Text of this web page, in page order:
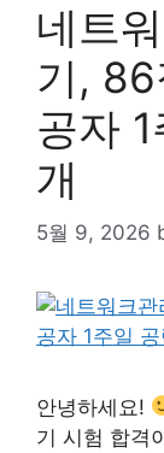
네트
기, 86
공자
개
5월 9, 2026
안녕하세요!
기 시험 합격